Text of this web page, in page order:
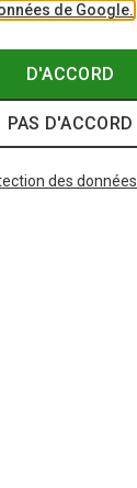
de Google.
D'ACCORD
PAS D'ACCORD
des données